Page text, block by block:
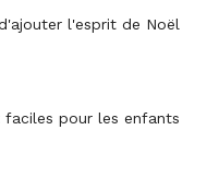
l'esprit de Noël
faciles pour les enfants